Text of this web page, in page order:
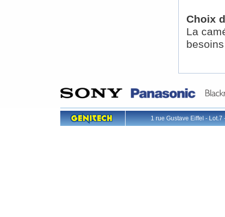
Choix
La
1 rue Gustave Eiffel -